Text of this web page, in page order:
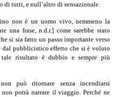
di tutti, e null’altro di sensazionale.
non è un uomo vivo, nemmeno la
una frase, n.d.r.] come sarebbe stato
si sia fatto un passo importante verso
pubblicistico effetto che si è voluto
risultato è dubbio e sempre più
può ritornare senza incendiarsi
potrà narrare il viaggio. Perché ne